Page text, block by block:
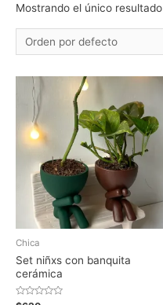
Mostrando el único resultado
Chica
Set niñxs con banquita
cerámica